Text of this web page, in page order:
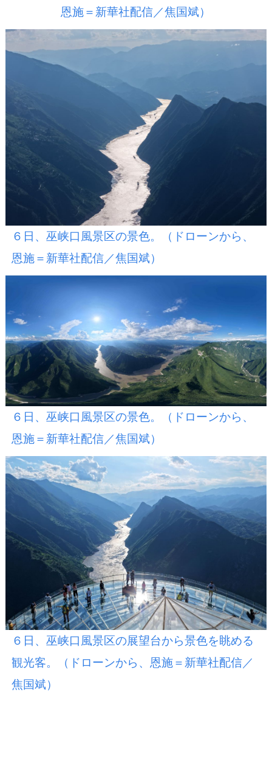
恩施＝新華社配信／焦国斌）
６日、巫峡口風景区の景色。（ドローンから、
恩施＝新華社配信／焦国斌）
６日、巫峡口風景区の景色。（ドローンから、
恩施＝新華社配信／焦国斌）
６日、巫峡口風景区の展望台から景色を眺める
観光客。（ドローンから、恩施＝新華社配信／
焦国斌）